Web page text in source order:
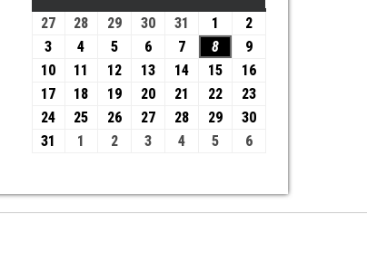
27 28 29 30 31 1
2
3
4 5 6 7 8
9
10
11 12 13 14 15
16
17
18 19 20 21 22
23
24
25 26 27 28 29
30
31
1 2 3 4 5 6